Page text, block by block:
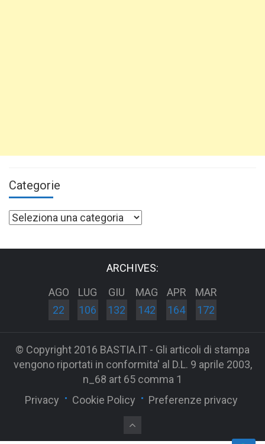
Categorie
Categorie
ARCHIVES:
AGO
22
LUG
106
GIU
132
MAG
142
APR
164
MAR
172
© Copyright 2016 BASTIA.IT - Gli articoli di stampa
vengono riportati in conformita' al D.L. 9 aprile 2003,
n_68 art 65 comma 1
Privacy
Cookie Policy Preferenze privacy